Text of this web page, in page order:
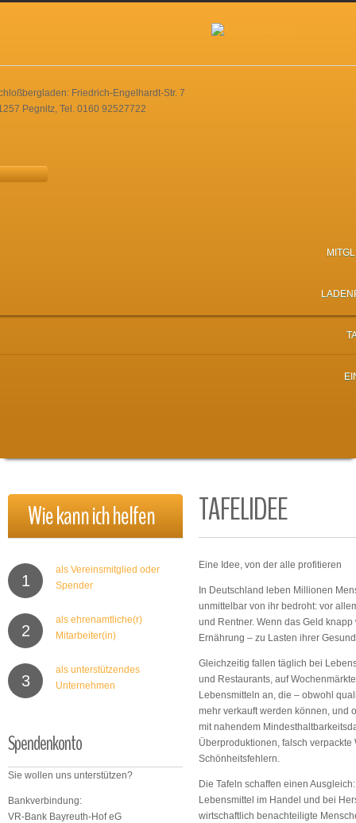
Friedrich-Engelhardt-Str. 7
Pegnitz, Tel. 0160 92527722
Wiekannichhelfen
1
als Vereinsmitglied oder
Spender
2
als ehrenamtliche(r)
Mitarbeiter(in)
3
als unterstützendes
Unternehmen
Spendenkonto
Sie wollen uns unterstützen?
Bankverbindung:
VR-Bank Bayreuth-Hof eG
TAFELIDEE
Eine Idee, von der alle profitieren
In Deutschland leben Millionen
unmittelbar von ihr bedroht: vor
und Rentner. Wenn das Geld
Ernährung – zu Lasten ihrer
Gleichzeitig fallen täglich bei
und Restaurants, auf
Lebensmitteln an, die – obwohl
mehr verkauft werden können, und
mit nahendem
Überproduktionen, falsch
Schönheitsfehlern.
Die Tafeln schaffen einen
Lebensmittel im Handel und bei
wirtschaftlich benachteiligte